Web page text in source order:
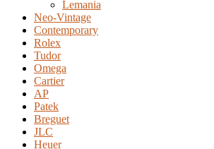
Lemania
Neo-Vintage
Contemporary
Rolex
Tudor
Omega
Cartier
AP
Patek
Breguet
JLC
Heuer